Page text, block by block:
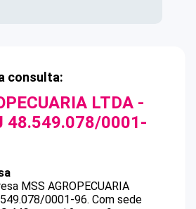
consulta:
LTDA -
48.549.078/0001-
MSS AGROPECUARIA
0001-96. Com sede